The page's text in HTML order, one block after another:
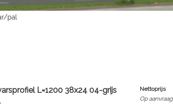
pal
L=1200 38x24 04-grijs
Nettoprijs
Op aanvraag